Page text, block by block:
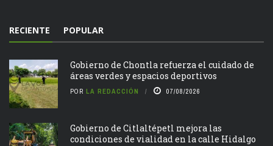
RECIENTE POPULAR
Gobierno de Chontla refuerza el cuidado de
áreas verdes y espacios deportivos
POR LA REDACCIÓN 07/08/2026
Gobierno de Citlaltépetl mejora las
condiciones de vialidad en la calle Hidalgo